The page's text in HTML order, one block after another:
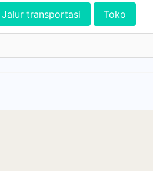
Jalur transportasi Toko